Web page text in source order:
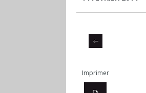
Imprimer